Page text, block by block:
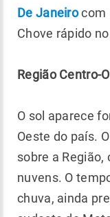
De Janeirocom
Chove rápido
Região Centro-
O sol aparece
Oeste do país.
sobre a
nuvens. O
chuva, ainda